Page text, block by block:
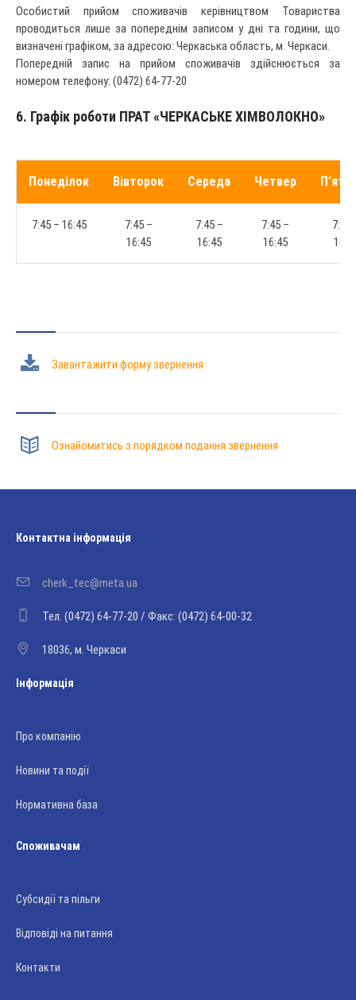
Особистий прийом споживачів керівництвом Товариства
проводиться лише за попереднім записом у дні та години, що
визначені графіком, за адресою: Черкаська область, м. Черкаси.
Попередній запис на прийом споживачів здійснюється за
номером телефону: (0472) 64-77-20
6. Графік роботи ПРАТ «ЧЕРКАСЬКЕ ХІМВОЛОКНО»
Понеділок Вівторок Середа Четвер
7:45 – 16:45
7:45 –
16:45
7:45 –
16:45
7:45 –
16:45
7:45
Завантажити форму звернення
Ознайомитись з порядком подання звернення
Контактна інформація
cherk_tec@meta.ua
Тел. (0472) 64-77-20 / Факс: (0472) 64-00-32
18036, м. Черкаси
Інформація
Про компанію
Новини та події
Нормативна база
Споживачам
Субсидії та пільги
Відповіді на питання
Контакти